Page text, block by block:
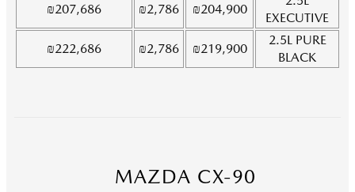
EXECUTIVE
₪204,900
₪2,786
₪207,686
2.5L PURE
BLACK
₪ 219,900
₪2,786
₪222,686
MAZDA CX-90